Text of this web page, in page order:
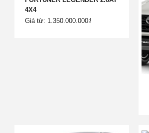
4X4
Giá từ: 1.350.000.000₫